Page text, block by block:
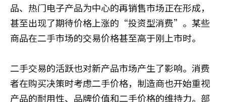
品、热门电子产品为中心的再销售市场正在形成，
甚至出现了期待价格上涨的“投资型消费”。某些
商品在二手市场的交易价格甚至高于刚上市时。
二手交易的活跃也对新产品市场产生了影响。消费
者在购买决策时考虑二手价格，制造商也开始重视
产品的耐用性、品牌价值和二手价格的维持力。部